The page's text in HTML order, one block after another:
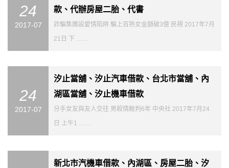
24
2017-07
款、代辦房屋二胎、代書
詐騙集團設愛情陷阱 騙上百熟女金額破3億 民視 2017年7月
21日 下 ……
24
2017-07
汐止當舖、汐止汽車借款、台北市當舖、內
湖區當舖、汐止機車借款
分手女友與友人交往 男殺情敵判6年 中央社 2017年7月24
日 上午1 ……
新北市汽機車借款、內湖區、房屋二胎、汐